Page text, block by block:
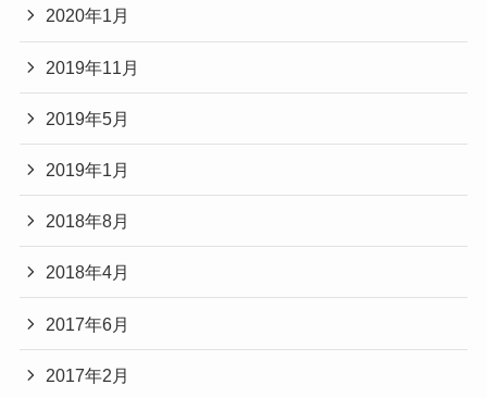
2020年1月
2019年11月
2019年5月
2019年1月
2018年8月
2018年4月
2017年6月
2017年2月